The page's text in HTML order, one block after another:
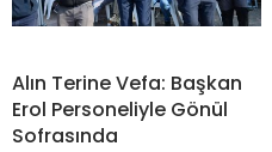
Alın Terine Vefa: Başkan
Erol Personeliyle Gönül
Sofrasında